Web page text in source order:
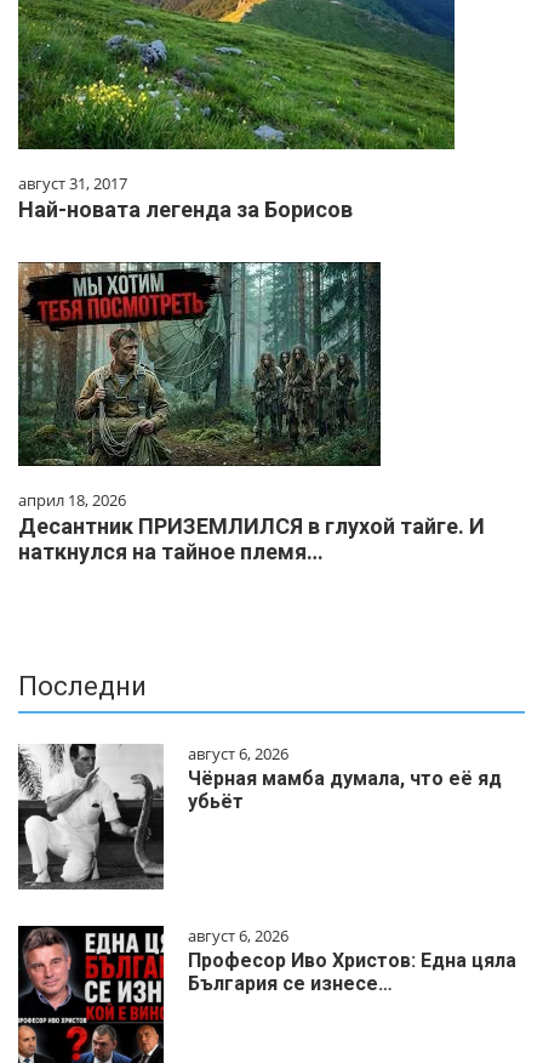
август 31, 2017
Най-новата легенда за Борисов
април 18, 2026
Десантник ПРИЗЕМЛИЛСЯ в глухой тайге. И
наткнулся на тайное племя…
Последни
август 6, 2026
Чёрная мамба думала, что её яд
убьёт
август 6, 2026
Професор Иво Христов: Една цяла
България се изнесе…